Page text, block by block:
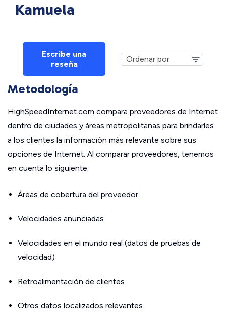
Kamuela
Escribe una
reseña
Metodología
HighSpeedInternet.com compara proveedores de Internet
dentro de ciudades y áreas metropolitanas para brindarles
a los clientes la información más relevante sobre sus
opciones de Internet. Al comparar proveedores, tenemos
en cuenta lo siguiente:
Áreas de cobertura del proveedor
Velocidades anunciadas
Velocidades en el mundo real (datos de pruebas de
velocidad)
Retroalimentación de clientes
Otros datos localizados relevantes